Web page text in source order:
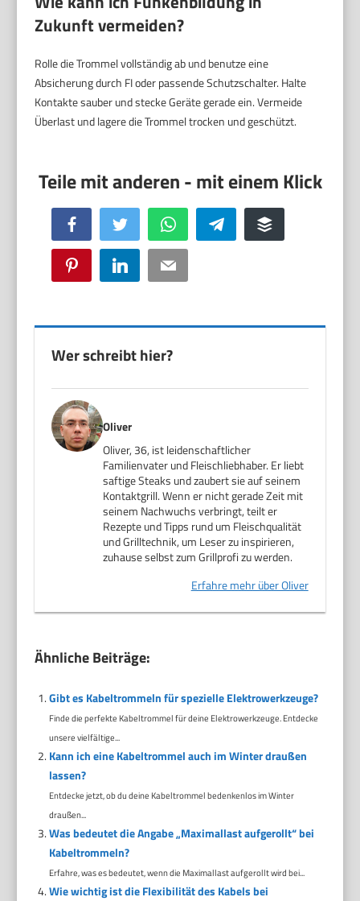
Zukunft vermeiden?
Rolle die Trommel vollständig ab und benutze eine
Absicherung durch FI oder passende Schutzschalter. Halte
Kontakte sauber und stecke Geräte gerade ein. Vermeide
Überlast und lagere die Trommel trocken und geschützt.
Facebook Twitter WhatsApp Telegram Buffer
Pinterest LinkedIn Email
Wer schreibt hier?
Oliver
Oliver, 36, ist leidenschaftlicher
Familienvater und Fleischliebhaber. Er liebt
saftige Steaks und zaubert sie auf seinem
Kontaktgrill. Wenn er nicht gerade Zeit mit
seinem Nachwuchs verbringt, teilt er
Rezepte und Tipps rund um Fleischqualität
und Grilltechnik, um Leser zu inspirieren,
zuhause selbst zum Grillprofi zu werden.
Erfahre mehr über Oliver
Ähnliche Beiträge:
Gibt es Kabeltrommeln für spezielle Elektrowerkzeuge?
Finde die perfekte Kabeltrommel für deine Elektrowerkzeuge. Entdecke
unsere vielfältige...
Kann ich eine Kabeltrommel auch im Winter draußen
lassen?
Entdecke jetzt, ob du deine Kabeltrommel bedenkenlos im Winter
draußen...
Was bedeutet die Angabe „Maximallast aufgerollt“ bei
Kabeltrommeln?
Erfahre, was es bedeutet, wenn die Maximallast aufgerollt wird bei...
Wie wichtig ist die Flexibilität des Kabels bei